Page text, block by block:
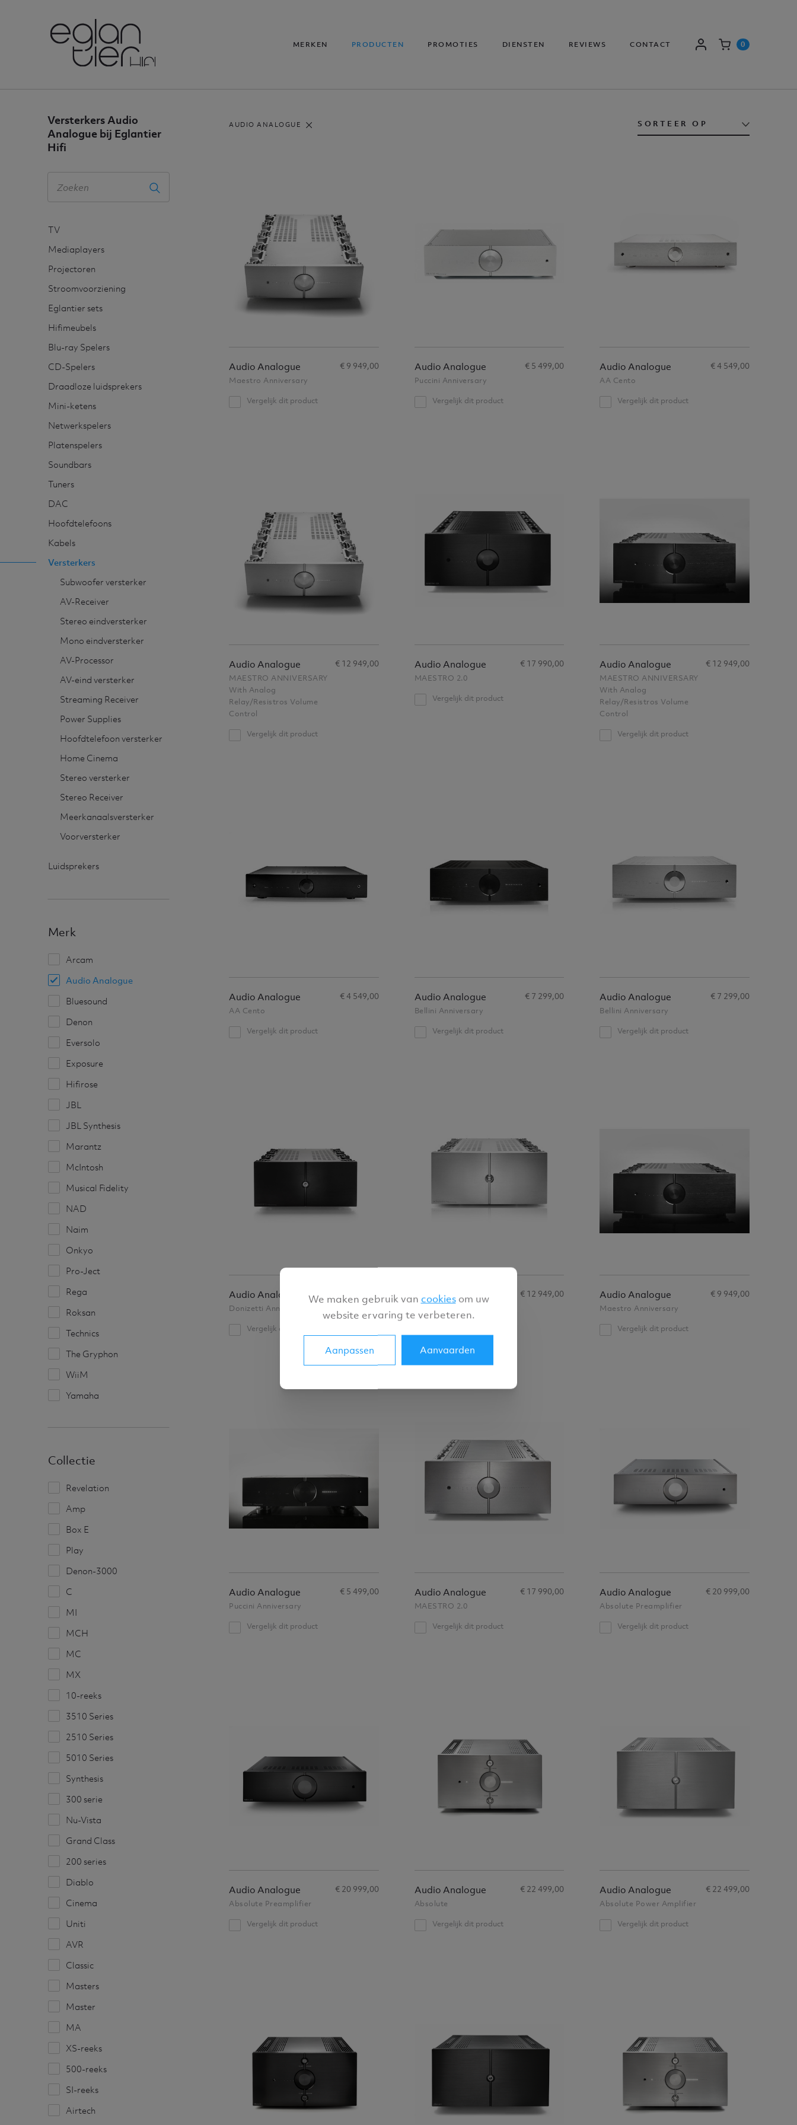
MERKEN PRODUCTEN PROMOTIES DIENSTEN REVIEWS CONTACT AANMELDENWINKELWAGEN
0
Versterkers Audio
Analogue bij Eglantier
Hifi
TV
Mediaplayers
Projectoren
Stroomvoorziening
Eglantier sets
Hifimeubels
Blu-ray Spelers
CD-Spelers
Draadloze luidsprekers
Mini-ketens
Netwerkspelers
Platenspelers
Soundbars
Tuners
DAC
Hoofdtelefoons
Kabels
Versterkers
Subwoofer versterker
AV-Receiver
Stereo eindversterker
Mono eindversterker
AV-Processor
AV-eind versterker
Streaming Receiver
Power Supplies
Hoofdtelefoon versterker
Home Cinema
Stereo versterker
Stereo Receiver
Meerkanaalsversterker
Voorversterker
Luidsprekers
Merk
Arcam
Audio Analogue
Bluesound
Denon
Eversolo
Exposure
Hifirose
JBL
JBL Synthesis
Marantz
McIntosh
Musical Fidelity
NAD
Naim
Onkyo
Pro-Ject
Rega
Roksan
Technics
The Gryphon
WiiM
Yamaha
Collectie
Revelation
Amp
Box E
Play
Denon-3000
C
MI
MCH
MC
MX
10-reeks
3510 Series
2510 Series
5010 Series
Synthesis
300 serie
Nu-Vista
Grand Class
200 series
Diablo
Cinema
Uniti
AVR
Classic
Masters
Master
MA
XS-reeks
500-reeks
SI-reeks
Airtech
AUDIO ANALOGUE
Audio Analogue
Maestro Anniversary
€ 9 949,00
Vergelijk dit product
Audio Analogue
Puccini Anniversary
€ 5 499,00
Vergelijk dit product
Audio Analogue
AA Cento
€ 4 549,00
Vergelijk dit product
Audio Analogue
MAESTRO ANNIVERSARY
With Analog
Relay/Resistros Volume
Control
€ 12 949,00
Vergelijk dit product
Audio Analogue
MAESTRO 2.0
€ 17 990,00
Vergelijk dit product
Audio Analogue
MAESTRO ANNIVERSARY
With Analog
Relay/Resistros Volume
Control
€ 12 949,00
Vergelijk dit product
Audio Analogue
AA Cento
€ 4 549,00
Vergelijk dit product
Audio Analogue
Bellini Anniversary
€ 7 299,00
Vergelijk dit product
Audio Analogue
Bellini Anniversary
€ 7 299,00
Vergelijk dit product
Audio Analogue
Donizetti Anniversary
€ 12 949,00
Vergelijk dit product
Audio Analogue
Donizetti Anniversary
€ 12 949,00 Audio Analogue
Maestro Anniversary
€ 9 949,00
Vergelijk dit product
Audio Analogue
Puccini Anniversary
€ 5 499,00
Vergelijk dit product
Audio Analogue
MAESTRO 2.0
€ 17 990,00
Vergelijk dit product
Audio Analogue
Absolute Preamplifier
€ 20 999,00
Vergelijk dit product
Audio Analogue
Absolute Preamplifier
€ 20 999,00
Vergelijk dit product
Audio Analogue
Absolute
€ 22 499,00
Vergelijk dit product
Audio Analogue
Absolute Power Amplifier
€ 22 499,00
Vergelijk dit product
We maken gebruik van cookiesom uw
website ervaring te verbeteren.
Aanpassen Aanvaarden